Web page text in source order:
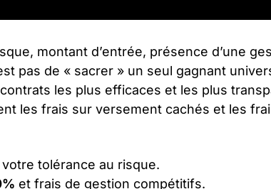
montant d’entrée, présence d’une
pas de « sacrer » un seul gagnant
les plus efficaces et les plus
les frais sur versement cachés et les
tolérance au risque.
et frais de gestion compétitifs.